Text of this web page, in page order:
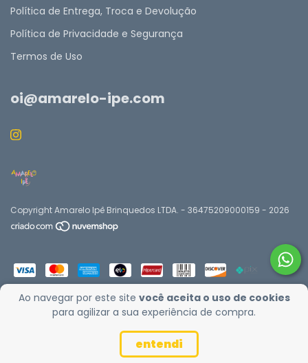
Ao navegar por este site você aceita o uso de cookies
para agilizar a sua experiência de compra.
entendi
Política de Entrega, Troca e Devolução
Política de Privacidade e Segurança
Termos de Uso
oi@amarelo-ipe.com
Copyright Amarelo Ipê Brinquedos LTDA. - 36475209000159 - 2026